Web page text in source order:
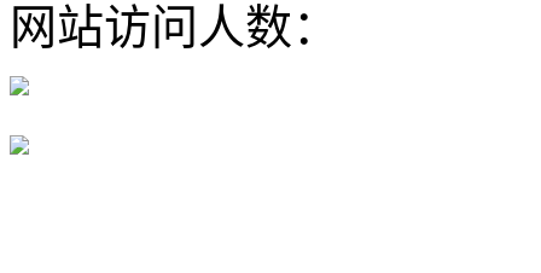
网站访问人数：